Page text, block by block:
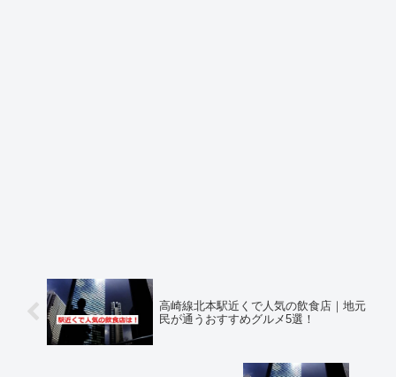
高崎線北本駅近くで人気の飲食店｜地元
民が通うおすすめグルメ5選！